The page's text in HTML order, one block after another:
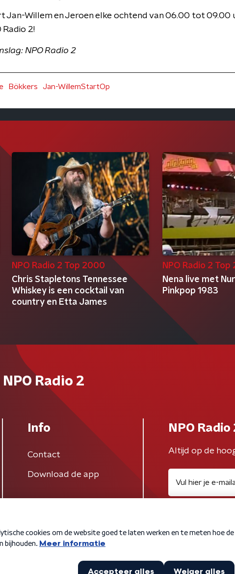
Jan-Willem en Jeroen elke ochtend van 06.00 tot 09.00
Radio 2!
NPO Radio 2
Bökkers Jan-WillemStartOp
NPO Radio 2 Top 2000
Chris Stapletons Tennessee
Whiskey is een cocktail van
country en Etta James
NPO Radio 2 Top
Nena live met
Pinkpop 1983
Radio 2
Info
Contact
Download de app
NPO
Altijd op de